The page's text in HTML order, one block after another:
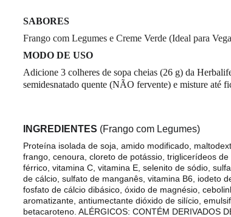
SABORES
Frango com Legumes e Creme Verde (Ideal para
MODO DE USO
Adicione 3 colheres de sopa cheias (26 g) da
semidesnatado quente (NÃO fervente) e misture até
INGREDIENTES (Frango com Legumes)
Proteína isolada de soja, amido modificado,
frango, cenoura, cloreto de potássio, triglicerídeos
férrico, vitamina C, vitamina E, selenito de sódio,
de cálcio, sulfato de manganês, vitamina B6, iodeto
fosfato de cálcio dibásico, óxido de magnésio,
aromatizante, antiumectante dióxido de silício,
betacaroteno. ALÉRGICOS: CONTÉM DERIVADOS